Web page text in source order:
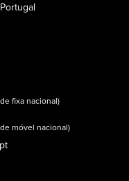
fixa nacional)
móvel nacional)